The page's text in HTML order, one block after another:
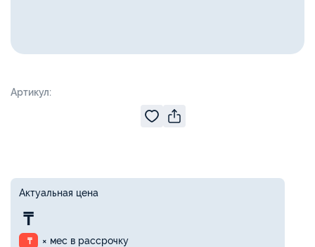
Артикул:
Актуальная цена
₸
₸ × мес в рассрочку